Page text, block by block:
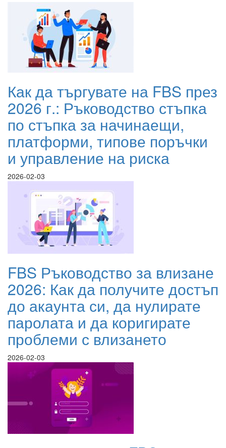
Как да търгувате на FBS през
2026 г.: Ръководство стъпка
по стъпка за начинаещи,
платформи, типове поръчки
и управление на риска
2026-02-03
FBS Ръководство за влизане
2026: Как да получите достъп
до акаунта си, да нулирате
паролата и да коригирате
проблеми с влизането
2026-02-03